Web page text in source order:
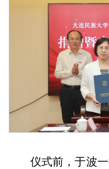
仪式前，于波